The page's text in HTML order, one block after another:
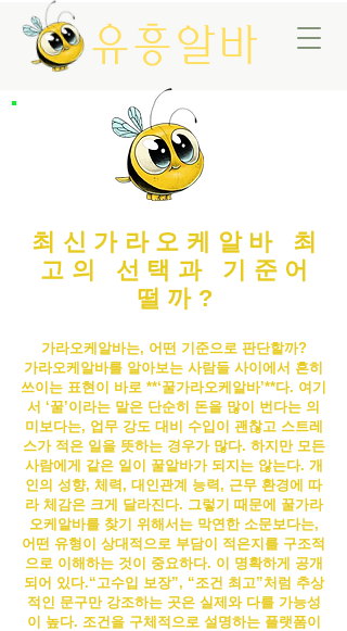
유흥알바
최신가라오케알바 최
고의 선택과 기준어
떨까?
가라오케알바는, 어떤 기준으로 판단할까?
가라오케알바를 알아보는 사람들 사이에서 흔히
쓰이는 표현이 바로 **‘꿀가라오케알바’**다. 여기
서 ‘꿀’이라는 말은 단순히 돈을 많이 번다는 의
미보다는, 업무 강도 대비 수입이 괜찮고 스트레
스가 적은 일을 뜻하는 경우가 많다. 하지만 모든
사람에게 같은 일이 꿀알바가 되지는 않는다. 개
인의 성향, 체력, 대인관계 능력, 근무 환경에 따
라 체감은 크게 달라진다. 그렇기 때문에 꿀가라
오케알바를 찾기 위해서는 막연한 소문보다는,
어떤 유형이 상대적으로 부담이 적은지를 구조적
으로 이해하는 것이 중요하다. 이 명확하게 공개
되어 있다.“고수입 보장”, “조건 최고”처럼 추상
적인 문구만 강조하는 곳은 실제와 다를 가능성
이 높다. 조건을 구체적으로 설명하는 플랫폼이